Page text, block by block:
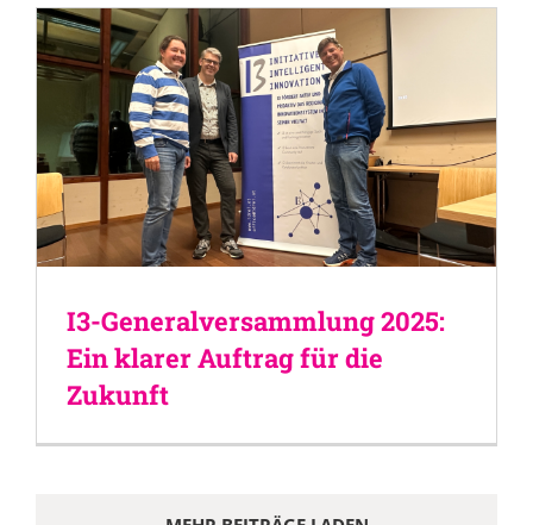
I3-Generalversammlung 2025:
Ein klarer Auftrag für die
Zukunft